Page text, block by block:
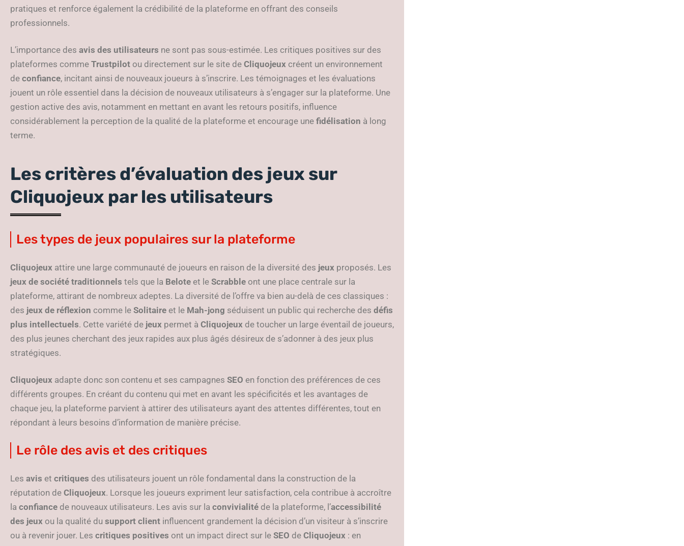
pratiques et renforce également la crédibilité de la plateforme en offrant des conseils
professionnels.
L’importance des avis des utilisateurs ne sont pas sous-estimée. Les critiques positives sur des
plateformes comme Trustpilot ou directement sur le site de Cliquojeux créent un environnement
de confiance, incitant ainsi de nouveaux joueurs à s’inscrire. Les témoignages et les évaluations
jouent un rôle essentiel dans la décision de nouveaux utilisateurs à s’engager sur la plateforme. Une
gestion active des avis, notamment en mettant en avant les retours positifs, influence
considérablement la perception de la qualité de la plateforme et encourage une fidélisation à long
terme.
Les critères d’évaluation des jeux sur
Cliquojeux par les utilisateurs
Les types de jeux populaires sur la plateforme
Cliquojeux attire une large communauté de joueurs en raison de la diversité des jeux proposés. Les
jeux de société traditionnels tels que la Belote et le Scrabble ont une place centrale sur la
plateforme, attirant de nombreux adeptes. La diversité de l’offre va bien au-delà de ces classiques :
des jeux de réflexion comme le Solitaire et le Mah-jong séduisent un public qui recherche des défis
plus intellectuels. Cette variété de jeux permet à Cliquojeux de toucher un large éventail de joueurs,
des plus jeunes cherchant des jeux rapides aux plus âgés désireux de s’adonner à des jeux plus
stratégiques.
Cliquojeux adapte donc son contenu et ses campagnes SEO en fonction des préférences de ces
différents groupes. En créant du contenu qui met en avant les spécificités et les avantages de
chaque jeu, la plateforme parvient à attirer des utilisateurs ayant des attentes différentes, tout en
répondant à leurs besoins d’information de manière précise.
Le rôle des avis et des critiques
Les avis et critiques des utilisateurs jouent un rôle fondamental dans la construction de la
réputation de Cliquojeux. Lorsque les joueurs expriment leur satisfaction, cela contribue à accroître
la confiance de nouveaux utilisateurs. Les avis sur la convivialité de la plateforme, l’accessibilité
des jeux ou la qualité du support client influencent grandement la décision d’un visiteur à s’inscrire
ou à revenir jouer. Les critiques positives ont un impact direct sur le SEO de Cliquojeux : en